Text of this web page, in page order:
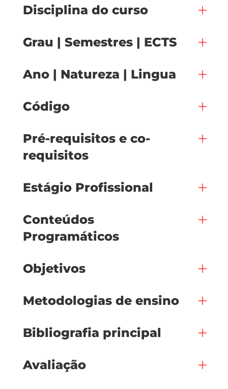
Disciplina do curso
Grau | Semestres | ECTS
Ano | Natureza | Lingua
Código
Pré-requisitos e co-
requisitos
Estágio Profissional
Conteúdos
Programáticos
Objetivos
Metodologias de ensino
Bibliografia principal
Avaliação